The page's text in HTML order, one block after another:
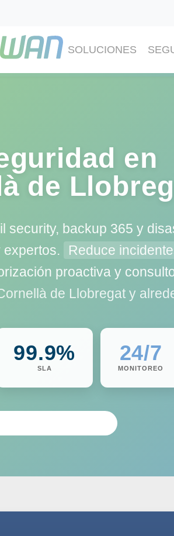
SOLUCIONES
en
de
security, backup 365 y
expertos.
Reduce
proactiva y
de Llobregat y
99.9%
SLA
24/7
MONITOREO